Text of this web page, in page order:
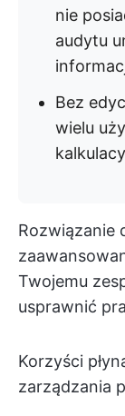
nie
audytu
Bez
wielu
Rozwiązanie
Twojemu
usprawnić
Korzyści
zarządzania